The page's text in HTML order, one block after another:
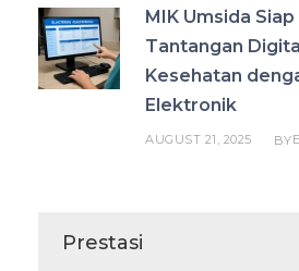
MIK Umsida
Tantangan
Kesehatan
Elektronik
AUGUST 21, 2025 BY
Prestasi